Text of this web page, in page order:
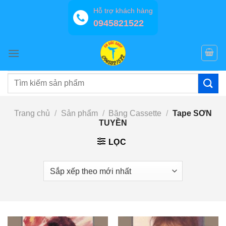
Hỗ trợ khách hàng
0945821522
Tìm
Trang chủ / Sản phẩm / Băng Cassette / Tape SƠN
TUYỀN
LỌC